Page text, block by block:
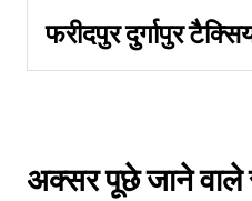
फरीदपुर दुर्गापुर
अक्सर पूछे जाने वाले